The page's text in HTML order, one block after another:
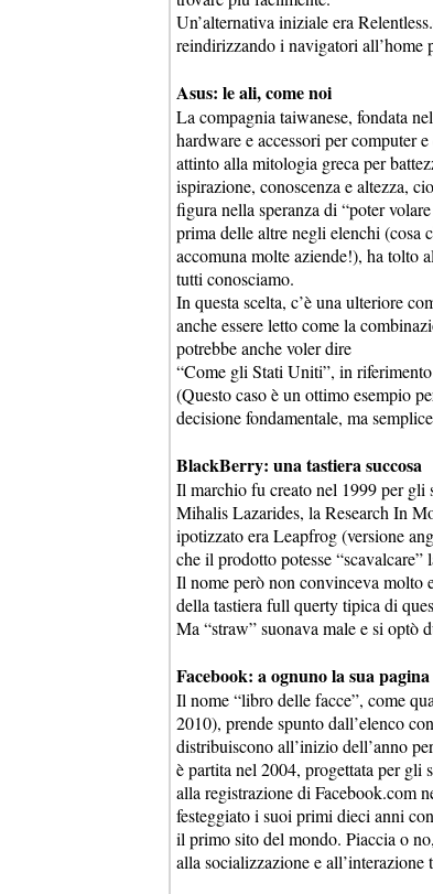
Un’alternativa iniziale era
reindirizzando i navigatori all’home
Asus: le ali, come noi
La compagnia taiwanese, fondata
hardware e accessori per computer
attinto alla mitologia greca per
ispirazione, conoscenza e altezza,
figura nella speranza di “poter
prima delle altre negli elenchi (cosa
accomuna molte aziende!), ha tolto
tutti conosciamo.
In questa scelta, c’è una ulteriore
anche essere letto come la
potrebbe anche voler dire
“Come gli Stati Uniti”, in
(Questo caso è un ottimo esempio
decisione fondamentale, ma
BlackBerry: una tastiera succosa
Il marchio fu creato nel 1999 per gli
Mihalis Lazarides, la Research In
ipotizzato era Leapfrog (versione
che il prodotto potesse “scavalcare”
Il nome però non convinceva molto
della tastiera full querty tipica di
Ma “straw” suonava male e si optò
Facebook: a ognuno la sua pagina
Il nome “libro delle facce”, come
2010), prende spunto dall’elenco
distribuiscono all’inizio dell’anno
è partita nel 2004, progettata per
alla registrazione di Facebook.com
festeggiato i suoi primi dieci anni
il primo sito del mondo. Piaccia o
alla socializzazione e